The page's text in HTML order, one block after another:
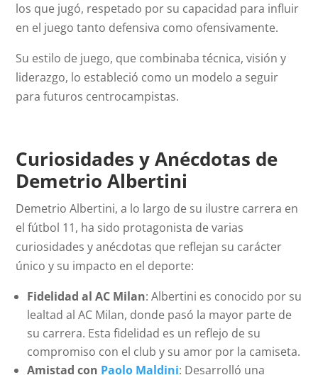
los que jugó, respetado por su capacidad para influir
en el juego tanto defensiva como ofensivamente.
Su estilo de juego, que combinaba técnica, visión y
liderazgo, lo estableció como un modelo a seguir
para futuros centrocampistas.
Curiosidades y Anécdotas de
Demetrio Albertini
Demetrio Albertini, a lo largo de su ilustre carrera en
el fútbol 11, ha sido protagonista de varias
curiosidades y anécdotas que reflejan su carácter
único y su impacto en el deporte:
Fidelidad al AC Milan: Albertini es conocido por su
lealtad al AC Milan, donde pasó la mayor parte de
su carrera. Esta fidelidad es un reflejo de su
compromiso con el club y su amor por la camiseta.
Amistad con Paolo Maldini: Desarrolló una